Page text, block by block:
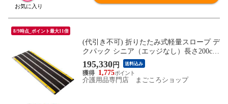
8/9時点_ポイント最大11倍
(代引き不可) 折りたたみ式軽量スロープ デ
クパック シニア（エッジなし）長さ200cm
ケアメディックス (車椅子 スロープ 段差解
消スロープ 屋外用 段差スロープ 介護 スロ
ープ 介護 用 スロープ) 介護用品
195,330円 送料込み
1,775
介護用品専門店 まごころショップ